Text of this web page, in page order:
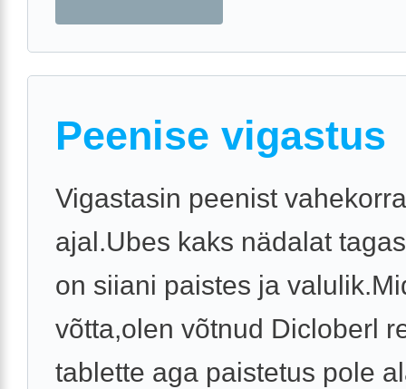
Peenise vigastus
Vigastasin peenist vahekorra
ajal.Ubes kaks nädalat
on siiani paistes ja
võtta,olen võtnud Dicloberl
tablette aga paistetus pole